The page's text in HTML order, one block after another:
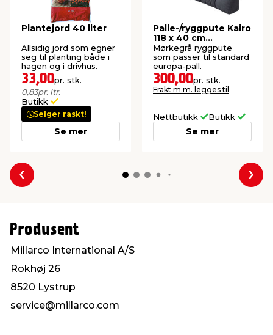
Plantejord 40 liter
Allsidig jord som egner
seg til planting både i
hagen og i drivhus.
33,00pr. stk.
0,83pr. ltr.
Butikk
Selger raskt!
Se mer
Palle-/ryggpute Kairo
118 x 40 cm
mørkegrå - Sunlife®
Mørkegrå ryggpute
som passer til standard
europa-pall.
300,00pr. stk.
Frakt m.m. legges til
Nettbutikk Butikk
Se mer
Forrige
Produsent
Millarco International A/S
Rokhøj 26
8520 Lystrup
service@millarco.com